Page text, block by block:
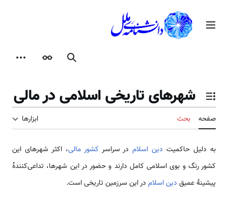
محتوامنوی اصلی
جستجوظاهر
تغییر وضعیت فهرست محتویات
شهرهای تاریخی اسلامی در مالی
صفحه بحث ابزارها
به دلیل حاکمیت دین اسلامدر سراسر کشور مالی، اکثر شهرهای این
کشور رنگ و بوی اسلامی‌ کامل دارند و حضور در این شهرها، تداعی‌کنندۀ
پیشینۀ عمیق دین اسلام در این سرزمین تاریخی است.